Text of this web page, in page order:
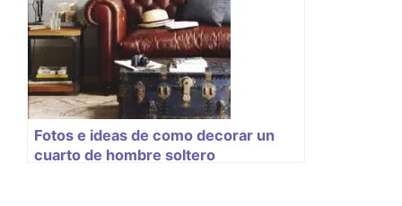
Fotos e ideas de como decorar un
cuarto de hombre soltero